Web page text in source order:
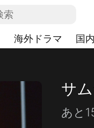
海外ドラマ 国
サ
あと